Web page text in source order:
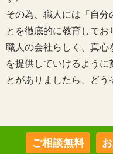
その為、職人には「自分
とを徹底的に教育してお
職人の会社らしく、真心
を提供していけるよう
とがありましたら、どう
ご相談無料